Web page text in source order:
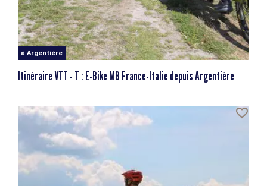
à Argentière
Itinéraire VTT - T : E-Bike MB France-Italie depuis Argentière